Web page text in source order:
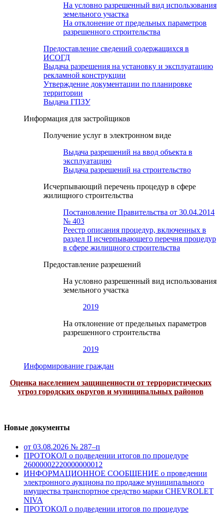
На условно разрешенный вид использования
земельного участка
На отклонение от предельных параметров
разрешенного строительства
Предоставление сведений содержащихся в
ИСОГД
Выдача разрешения на установку и эксплуатацию
рекламной конструкции
Утверждение документации по планировке
территории
Выдача ГПЗУ
Информация для застройщиков
Получение услуг в электронном виде
Выдача разрешений на ввод объекта в
эксплуатацию
Выдача разрешений на строительство
Исчерпывающий перечень процедур в сфере
жилищного строительства
Постановление Правительства от 30.04.2014
№ 403
Реестр описания процедур, включенных в
раздел II исчерпывающего перечня процедур
в сфере жилищного строительства
Предоставление разрешений
На условно разрешенный вид использования
земельного участка
2019
На отклонение от предельных параметров
разрешенного строительства
2019
Информирование граждан
Оценка населением защищенности от террористических
угроз городских округов и муниципальных районов
Новые документы
от 03.08.2026 № 287–п
ПРОТОКОЛ о подведении итогов по процедуре
26000002220000000012
ИНФОРМАЦИОННОЕ СООБЩЕНИЕ о проведении
электронного аукциона по продаже муниципального
имущества транспортное средство марки CHEVROLET
NIVA
ПРОТОКОЛ о подведении итогов по процедуре